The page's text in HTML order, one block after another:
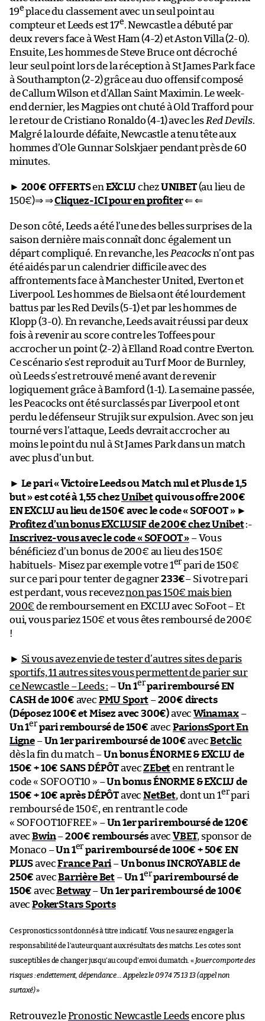
19e place du classement avec un seul point au
compteur et Leeds est 17e. Newcastle a débuté par
deux revers face à West Ham (4-2) et Aston Villa (2-0).
Ensuite, Les hommes de Steve Bruce ont décroché
leur seul point lors de la réception à St James Park face
à Southampton (2-2) grâce au duo offensif composé
de Callum Wilson et d’Allan Saint Maximin. Le week-
end dernier, les Magpies ont chuté à Old Trafford pour
le retour de Cristiano Ronaldo (4-1) avec les Red Devils.
Malgré la lourde défaite, Newcastle a tenu tête aux
hommes d’Ole Gunnar Solskjaer pendant près de 60
minutes.
► 200€ OFFERTSen EXCLUchezUNIBET(au lieu de
150€)⇒ ⇒Cliquez-ICI pour en profiter⇐ ⇐
De son côté, Leeds a été l’une des belles surprises de la
saison dernière mais connaît donc également un
départ compliqué. En revanche, les Peacocksn’ont pas
été aidés par un calendrier difficile avec des
affrontements face à Manchester United, Everton et
Liverpool. Les hommes de Bielsa ont été lourdement
battus par les Red Devils (5-1) et par les hommes de
Klopp (3-0). En revanche, Leeds avait réussi par deux
fois à revenir au score contre les Toffees pour
accrocher un point (2-2) à Elland Road contre Everton.
Ce scénario s’est reproduit au Turf Moor de Burnley,
où Leeds s’est retrouvé mené avant de revenir
logiquement grâce à Bamford (1-1). La semaine passée,
les Peacocks ont été surclassés par Liverpool et ont
perdu le défenseur Strujik sur expulsion. Avec son jeu
tourné vers l’attaque, Leeds devrait accrocher au
moins le point du nul à St James Park dans un match
avec plus d’un but.
► Le pari « Victoire Leeds ou Match nul et Plus de 1,5
but » est coté à 1,55 chezUnibetqui vous offre 200€
EN EXCLU au lieu de 150€ avec le code « SOFOOT »►
Profitez d’un bonus EXCLUSIF de 200€ chez Unibet:-
Inscrivez-vous avec le code « SOFOOT » – Vous
bénéficiez d’un bonus de 200€ au lieu des 150€
habituels- Misez par exemple votre 1er pari de 150€
sur ce pari pour tenter de gagner233€– Si votre pari
est perdant, vous receveznon pas 150€ mais bien
200€ de remboursement en EXCLU avec SoFoot – Et
oui, vous pariez 150€ et vous êtes remboursé de 200€
!
► Si vous avez envie de tester d’autres sites de paris
sportifs, 11 autres sites vous permettent de parier sur
ce Newcastle – Leeds : –Un 1erpari remboursé EN
CASH de 100€ avec PMU Sport –200€ directs
(Déposez 100€ et Misez avec 300€)avec Winamax–
Un 1er pari remboursé de 150€ avec ParionsSport En
Ligne –Un 1er pari remboursé de 100€avecBetclic
dès la fin du match –Un bonus ÉNORME & EXCLU de
150€ + 10€ SANS DÉPÔTavecZEbeten rentrant le
code « SOFOOT10 » –Un bonus ÉNORME & EXCLU de
150€ + 10€ après DÉPÔTavec NetBet, dont un 1erpari
remboursé de 150€, en rentrant le code
« SOFOOT10FREE » –Un 1er pari remboursé de 120€
avecBwin–200€ remboursésavecVBET, sponsor de
Monaco –Un 1er pari remboursé de 100€ + 50€ EN
PLUSavecFrance Pari–Un bonus INCROYABLE de
250€ avecBarrière Bet –Un 1erpari remboursé de
150€ avecBetway–Un 1er pari remboursé de 100€
avecPokerStars Sports
Ces pronostics sont donnés à titre indicatif. Vous ne saurez engager la
responsabilité de l’auteur quant aux résultats des matchs. Les cotes sont
susceptibles de changer jusqu’au coup d’envoi du match. « Jouer comporte des
risques : endettement, dépendance… Appelez le 09 74 75 13 13 (appel non
surtaxé)»
Retrouvez lePronostic Newcastle Leedsencore plus